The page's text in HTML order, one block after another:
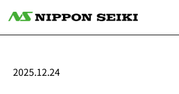
2025.12.24